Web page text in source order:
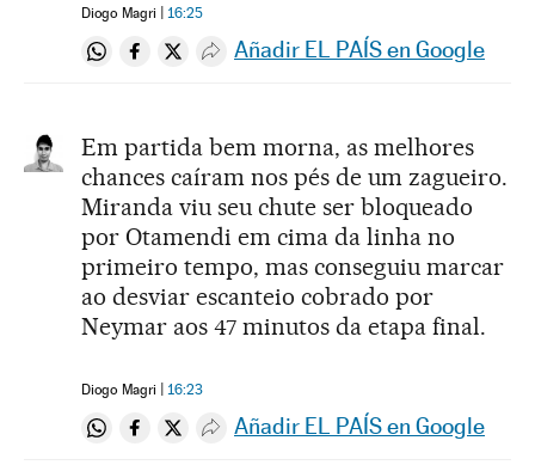
Diogo Magri 16:25
Compartir en Whatsapp
Compartir en Facebook
Compartir en Twitter
Desplegar Redes Sociales
Añadir EL PAÍS en Google
Em partida bem morna, as melhores
chances caíram nos pés de um zagueiro.
Miranda viu seu chute ser bloqueado
por Otamendi em cima da linha no
primeiro tempo, mas conseguiu marcar
ao desviar escanteio cobrado por
Neymar aos 47 minutos da etapa final.
Diogo Magri 16:23
Compartir en Whatsapp
Compartir en Facebook
Compartir en Twitter
Desplegar Redes Sociales
Añadir EL PAÍS en Google